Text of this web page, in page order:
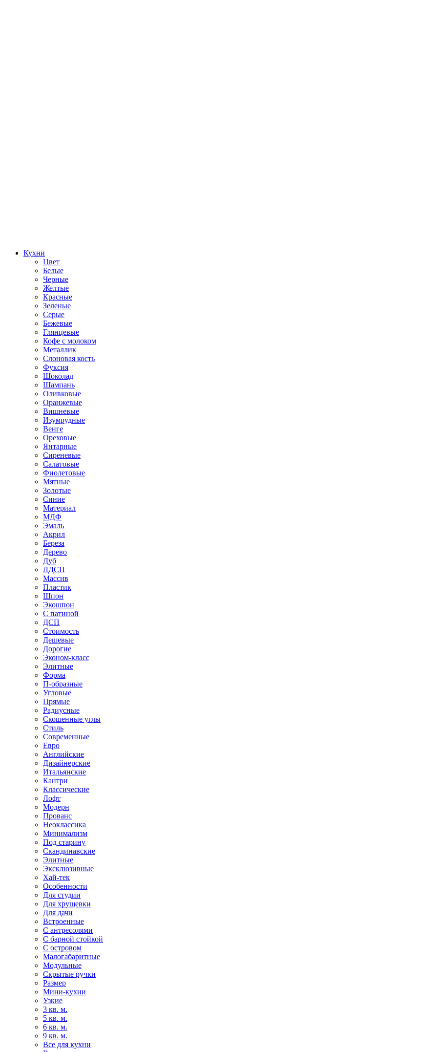
Кухни
Цвет
Белые
Черные
Желтые
Красные
Зеленые
Серые
Бежевые
Глянцевые
Кофе с молоком
Металлик
Слоновая кость
Фуксия
Шоколад
Шампань
Оливковые
Оранжевые
Вишневые
Изумрудные
Венге
Ореховые
Янтарные
Сиреневые
Салатовые
Фиолетовые
Мятные
Золотые
Синие
Материал
МДФ
Эмаль
Акрил
Береза
Дерево
Дуб
ЛДСП
Массив
Пластик
Шпон
Экошпон
С патиной
ДСП
Стоимость
Дешевые
Дорогие
Эконом-класс
Элитные
Форма
П-образные
Угловые
Прямые
Радиусные
Скошенные углы
Стиль
Современные
Евро
Английские
Дизайнерские
Итальянские
Кантри
Классические
Лофт
Модерн
Прованс
Неоклассика
Минимализм
Под старину
Скандинавские
Элитные
Эксклюзивные
Хай-тек
Особенности
Для студии
Для хрущевки
Для дачи
Встроенные
С антресолями
С барной стойкой
С островом
Малогабаритные
Модульные
Скрытые ручки
Размер
Мини-кухни
Узкие
3 кв. м.
5 кв. м.
6 кв. м.
9 кв. м.
Все для кухни